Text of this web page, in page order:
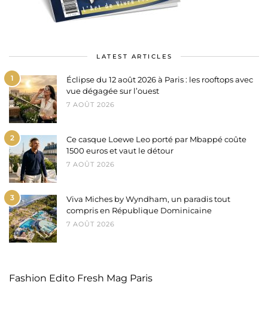
LATEST ARTICLES
1
Éclipse du 12 août 2026 à Paris : les rooftops avec
vue dégagée sur l’ouest
7 AOÛT 2026
2
Ce casque Loewe Leo porté par Mbappé coûte
1500 euros et vaut le détour
7 AOÛT 2026
3
Viva Miches by Wyndham, un paradis tout
compris en République Dominicaine
7 AOÛT 2026
Fashion Edito Fresh Mag Paris